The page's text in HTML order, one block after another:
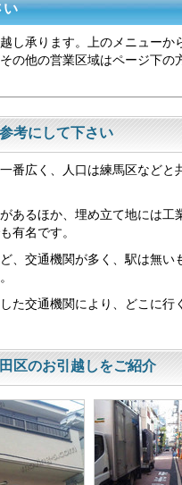
い
し承ります。上のメニューか
の他の営業区域はページ下の
考にして下さい
番広く、人口は練馬区などと
あるほか、埋め立て地には工
有名です。
、交通機関が多く、駅は無い
た交通機関により、どこに行
区のお引越しをご紹介